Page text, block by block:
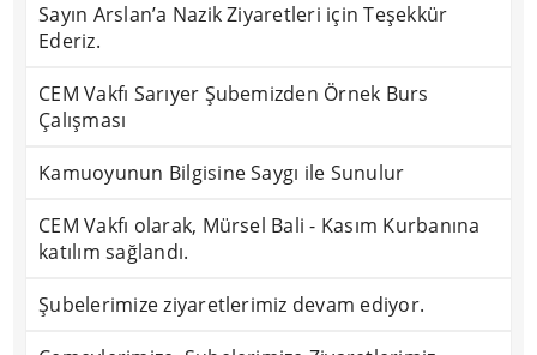
Sayın Arslan’a Nazik Ziyaretleri için Teşekkür
Ederiz.
CEM Vakfı Sarıyer Şubemizden Örnek Burs
Çalışması
Kamuoyunun Bilgisine Saygı ile Sunulur
CEM Vakfı olarak, Mürsel Bali - Kasım Kurbanına
katılım sağlandı.
Şubelerimize ziyaretlerimiz devam ediyor.